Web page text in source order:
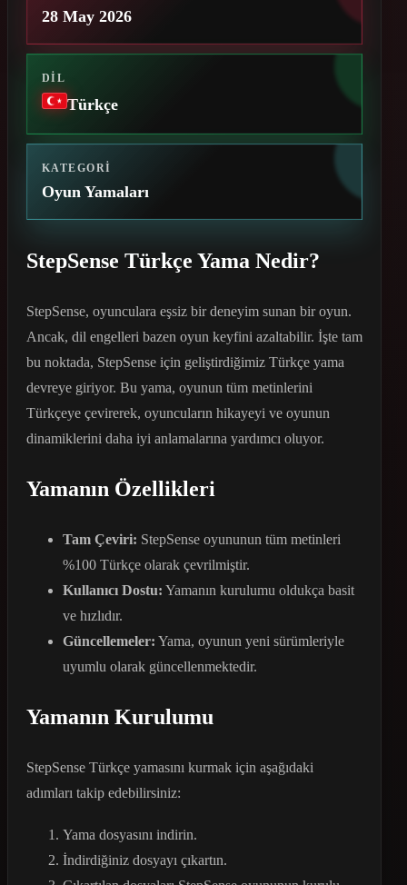
28 May 2026
DIL
Türkçe
KATEGORI
Oyun Yamaları
StepSense Türkçe Yama Nedir?
StepSense, oyunculara eşsiz bir deneyim sunan bir oyun.
Ancak, dil engelleri bazen oyun keyfini azaltabilir. İşte tam
bu noktada, StepSense için geliştirdiğimiz Türkçe yama
devreye giriyor. Bu yama, oyunun tüm metinlerini
Türkçeye çevirerek, oyuncuların hikayeyi ve oyunun
dinamiklerini daha iyi anlamalarına yardımcı oluyor.
Yamanın Özellikleri
Tam Çeviri: StepSense oyununun tüm metinleri
%100 Türkçe olarak çevrilmiştir.
Kullanıcı Dostu: Yamanın kurulumu oldukça basit
ve hızlıdır.
Güncellemeler: Yama, oyunun yeni sürümleriyle
uyumlu olarak güncellenmektedir.
Yamanın Kurulumu
StepSense Türkçe yamasını kurmak için aşağıdaki
adımları takip edebilirsiniz:
Yama dosyasını indirin.
İndirdiğiniz dosyayı çıkartın.